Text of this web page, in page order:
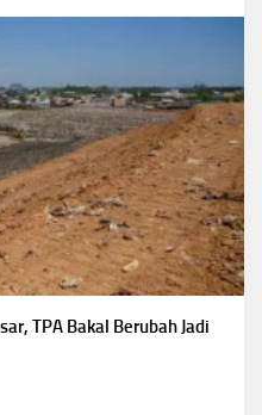
TPA Bakal Berubah Jadi